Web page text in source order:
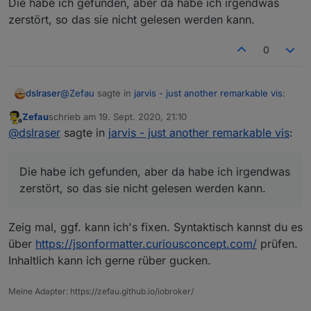
zerstört, so das sie nicht gelesen werden kann.
0
dslraser@Zefau sagte in jarvis - just another remarkable vis:
jarvis.0.layout
Die habe ich gefunden, aber da habe ich irgendwas
zerstört, so das sie nicht gelesen werden kann.
Offline
Zefauschrieb am 19. Sept. 2020, 21:10
zuletzt editiert von
@dslraser sagte in jarvis - just another remarkable vis:
Die habe ich gefunden, aber da habe ich irgendwas
zerstört, so das sie nicht gelesen werden kann.
Zeig mal, ggf. kann ich's fixen. Syntaktisch kannst du es
über https://jsonformatter.curiousconcept.com/ prüfen.
Inhaltlich kann ich gerne rüber gucken.
Meine Adapter: https://zefau.github.io/iobroker/